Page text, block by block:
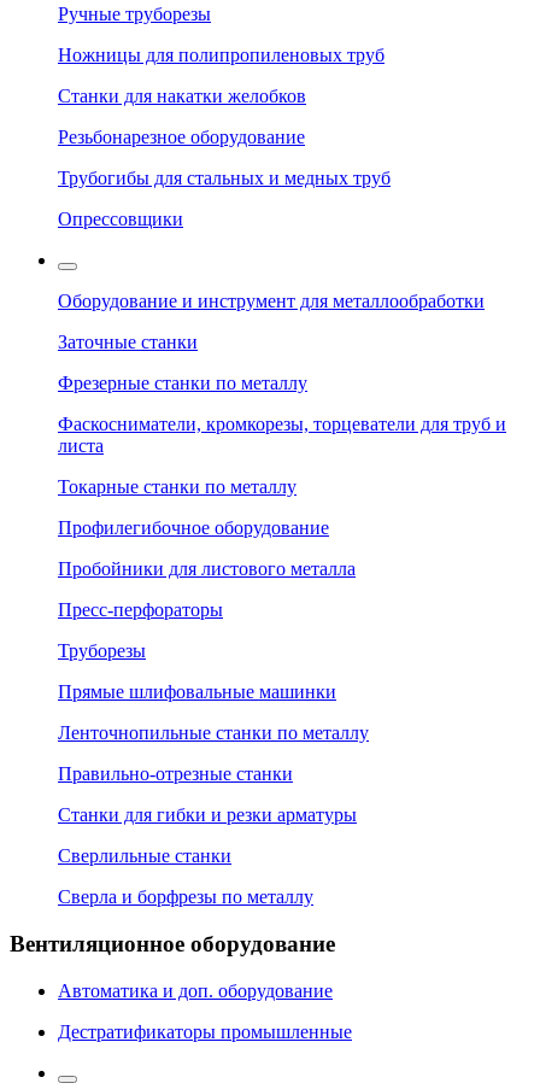
Ручные труборезы
Ножницы для полипропиленовых труб
Станки для накатки желобков
Резьбонарезное оборудование
Трубогибы для стальных и медных труб
Опрессовщики
Оборудование и инструмент для металлообработки
Заточные станки
Фрезерные станки по металлу
Фаскосниматели, кромкорезы, торцеватели для труб и
листа
Токарные станки по металлу
Профилегибочное оборудование
Пробойники для листового металла
Пресс-перфораторы
Труборезы
Прямые шлифовальные машинки
Ленточнопильные станки по металлу
Правильно-отрезные станки
Станки для гибки и резки арматуры
Сверлильные станки
Сверла и борфрезы по металлу
Вентиляционное оборудование
Автоматика и доп. оборудование
Дестратификаторы промышленные